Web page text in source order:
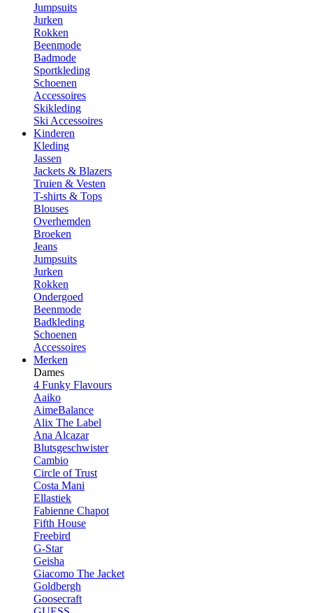
Jumpsuits
Jurken
Rokken
Beenmode
Badmode
Sportkleding
Schoenen
Accessoires
Skikleding
Ski Accessoires
Kinderen
Kleding
Jassen
Jackets & Blazers
Truien & Vesten
T-shirts & Tops
Blouses
Overhemden
Broeken
Jeans
Jumpsuits
Jurken
Rokken
Ondergoed
Beenmode
Badkleding
Schoenen
Accessoires
Merken
Dames
4 Funky Flavours
Aaiko
AimeBalance
Alix The Label
Ana Alcazar
Blutsgeschwister
Cambio
Circle of Trust
Costa Mani
Ellastiek
Fabienne Chapot
Fifth House
Freebird
G-Star
Geisha
Giacomo The Jacket
Goldbergh
Goosecraft